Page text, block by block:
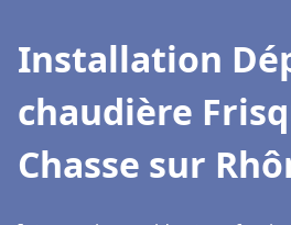
Installation
chaudière
Chasse sur